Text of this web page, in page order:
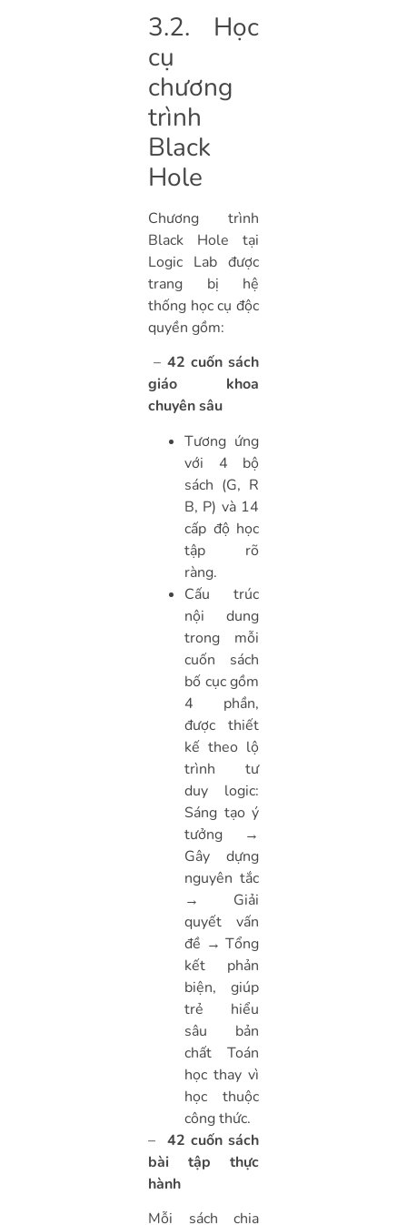
3.2. Học
cụ
chương
trình
Black
Hole
Chương trình
Black Hole tại
Logic Lab được
trang bị hệ
thống học cụ độc
quyền gồm:
– 42 cuốn sách
giáo khoa
chuyên sâu
Tương ứng
với 4 bộ
sách (G, R
B, P) và 14
cấp độ học
tập rõ
ràng.
Cấu trúc
nội dung
trong mỗi
cuốn sách
bố cục gồm
4 phần,
được thiết
kế theo lộ
trình tư
duy logic:
Sáng tạo ý
tưởng →
Gây dựng
nguyên tắc
→ Giải
quyết vấn
đề → Tổng
kết phản
biện, giúp
trẻ hiểu
sâu bản
chất Toán
học thay vì
học thuộc
công thức.
– 42 cuốn sách
bài tập thực
hành
Mỗi sách chia